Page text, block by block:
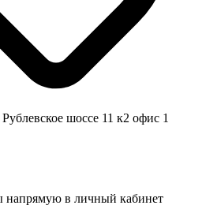
шоссе 11 к2 офис 1
напрямую в личный кабинет